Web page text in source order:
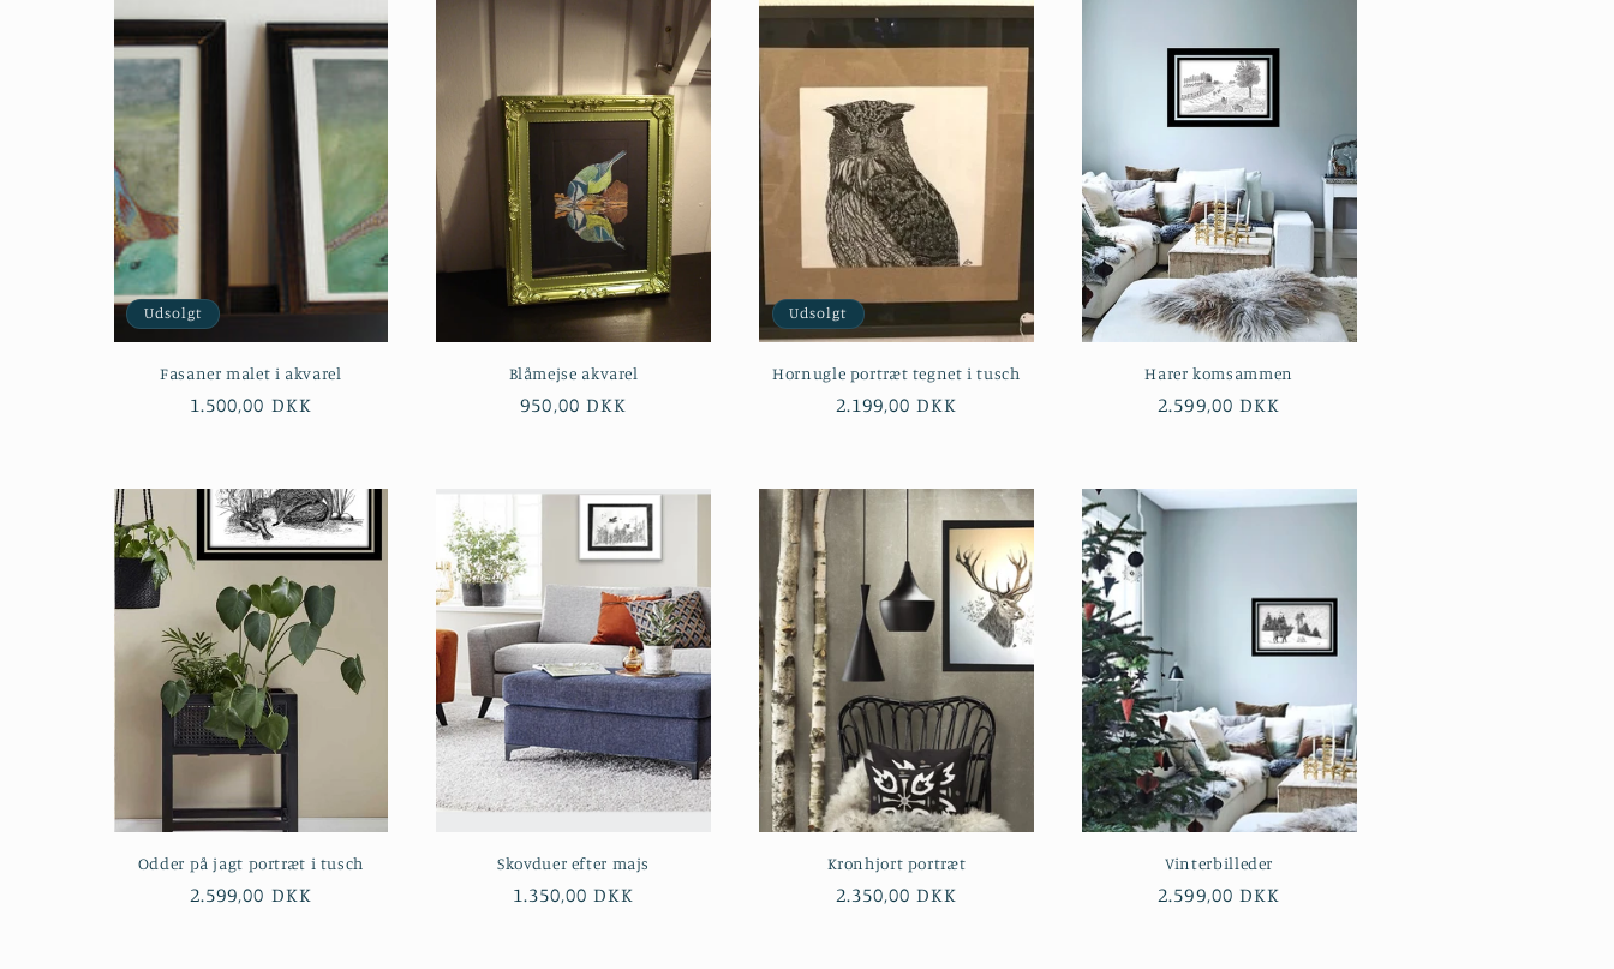
Udsolgt
Fasaner malet i akvarel
Normalpris
1.500,00 DKK
Blåmejse akvarel
Normalpris
950,00 DKK
Udsolgt
Hornugle portræt tegnet i tusch
Normalpris
2.199,00 DKK
Harer komsammen
Normalpris
2.599,00 DKK
Odder på jagt portræt i tusch
Normalpris
2.599,00 DKK
Skovduer efter majs
Normalpris
1.350,00 DKK
Kronhjort portræt
Normalpris
2.350,00 DKK
Vinterbilleder
Normalpris
2.599,00 DKK